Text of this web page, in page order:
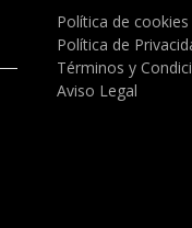
Política de cookies
Política de
Términos y
Aviso Legal